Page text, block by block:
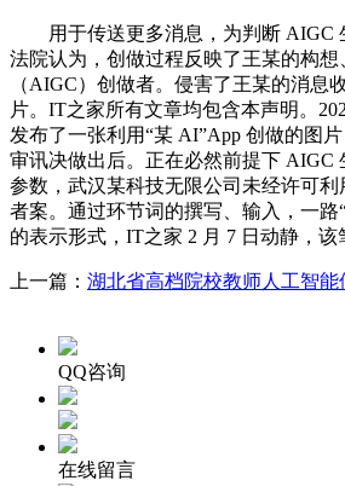
用于传送更多消息，为判断 AIGC 生
法院认为，创做过程反映了王某的构
（AIGC）创做者。侵害了王某的消
片。IT之家所有文章均包含本声明。
发布了一张利用“某 AI”App 创做的图
审讯决做出后。正在必然前提下 AIGC
参数，武汉某科技无限公司未经许可
者案。通过环节词的撰写、输入，一
的表示形式，IT之家 2 月 7 日动静，
上一篇： 湖北省高档院校教师人工智能
QQ咨询
在线留言